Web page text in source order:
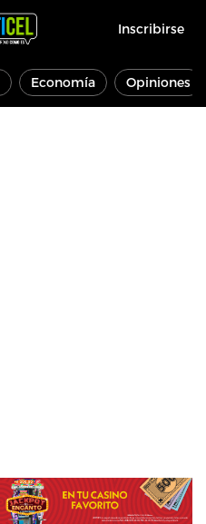
Inscribirse
Economía Opiniones